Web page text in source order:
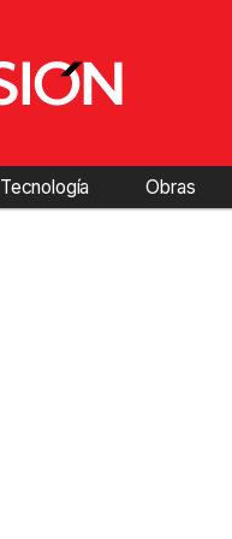
Tecnología Obras